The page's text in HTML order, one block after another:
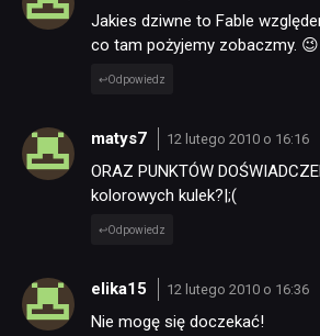
Jakies dziwne to Fable
co tam pożyjemy zobaczmy. 😉
Odpowiedz
matys7 12 lutego 2010 o 16:16
ORAZ PUNKTÓW
kolorowych kulek?|;(
Odpowiedz
elika15 12 lutego 2010 o 16:36
Nie mogę się doczekać!